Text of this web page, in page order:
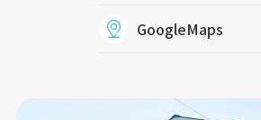
GoogleMaps